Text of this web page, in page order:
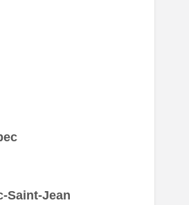
Saint-Jean